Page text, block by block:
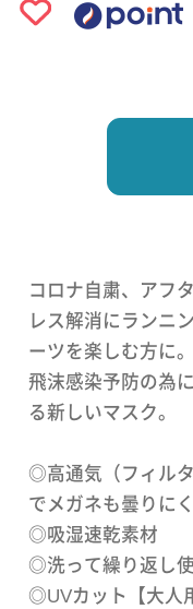
コロナ自粛、アフ
レス解消にランニ
ーツを楽しむ方に。
飛沫感染予防の為
る新しいマスク。
◎高通気（フィル
でメガネも曇りに
◎吸湿速乾素材
◎洗って繰り返し
◎UVカット【大人